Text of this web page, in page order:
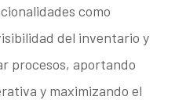
como
del inventario y
procesos, aportando
y maximizando el